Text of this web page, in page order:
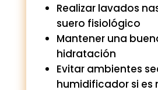
Realizar lavados
suero fisiológico
Mantener una
hidratación
Evitar ambientes
humidificador si es